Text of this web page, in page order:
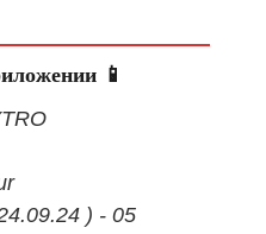
📱
) - 05